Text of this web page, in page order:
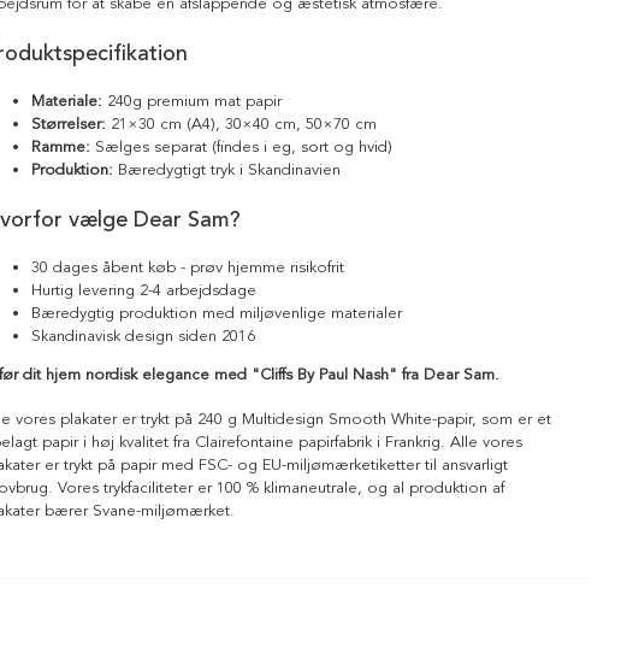
Materiale: 240g premium mat papir
Størrelser: 21×30 cm (A4), 30×40 cm, 50×70 cm
Ramme: Sælges separat (findes i eg, sort og hvid)
Produktion: Bæredygtigt tryk i Skandinavien
vælge Dear Sam?
30 dages åbent køb - prøv hjemme risikofrit
Hurtig levering 2-4 arbejdsdage
Bæredygtig produktion med miljøvenlige materialer
Skandinavisk design siden 2016
dit hjem nordisk elegance med "Cliffs By Paul Nash" fra Dear Sam.
vores plakater er trykt på 240 g Multidesign Smooth White-papir, som er et
papir i høj kvalitet fra Clairefontaine papirfabrik i Frankrig. Alle vores
er trykt på papir med FSC- og EU-miljømærketiketter til ansvarligt
Vores trykfaciliteter er 100 % klimaneutrale, og al produktion af
bærer Svane-miljømærket.